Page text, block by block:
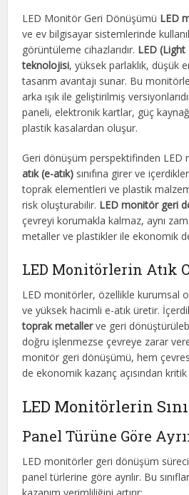
LED Monitör Geri Dönüşümü LED
ve ev bilgisayar sistemlerinde
görüntüleme cihazlarıdır. LED
teknolojisi, yüksek parlaklık, düşük
tasarım avantajı sunar. Bu
arka ışık ile geliştirilmiş
paneli, elektronik kartlar, güç
plastik kasalardan oluşur.
Geri dönüşüm perspektifinden
atık (e-atık) sınıfına girer ve
toprak elementleri ve plastik
risk oluşturabilir. LED monitör geri
çevreyi korumakla kalmaz, aynı
metaller ve plastikler ile ekonomik
LED Monitörlerin Atık
LED monitörler, özellikle kurumsal
ve yüksek hacimli e-atık üretir.
toprak metallerve geri
doğru işlenmezse çevreye zarar
monitör geri dönüşümü, hem
de ekonomik kazanç açısından
LED Monitörlerin
Panel Türüne Göre
LED monitörler geri dönüşüm
panel türlerine göre ayrılır. Bu